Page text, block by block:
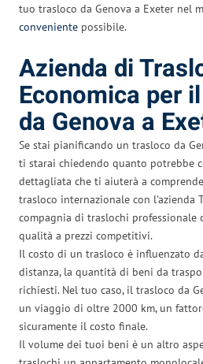
tuo trasloco da Genova a Exeter nel
conveniente possibile.
Azienda di
Economica per
da Genova a
Se stai pianificando un trasloco da
ti starai chiedendo quanto potrebbe
dettagliata che ti aiuterà a
trasloco internazionale con l’azienda
compagnia di traslochi professionale
qualità a prezzi competitivi.
Il costo di un trasloco è influenzato
distanza, la quantità di beni da
richiesti. Nel tuo caso, il trasloco da
un viaggio di oltre 2000 km, un
sicuramente il costo finale.
Il volume dei tuoi beni è un altro